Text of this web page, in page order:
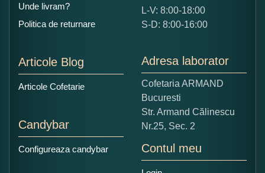
Ce nota acordati acestui produs?
5
Copiati alaturi numarul din imagine:
Unde livram?
Politica de returnare
Articole Blog
Articole Cofetarie
Candybar
Configureaza candybar
L-V: 8:00-18:00
S-D: 8:00-16:00
Adresa laborator
Cofetaria ARMAND
Bucuresti
Str. Armand Călinescu
Nr.25, Sec. 2
Contul meu